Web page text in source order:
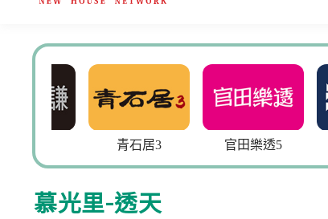
青石居3 官田樂透5
慕光里-透天